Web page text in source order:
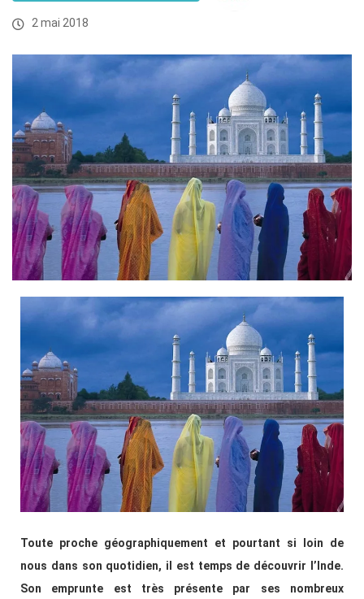
2 mai 2018
Toute proche géographiquement et pourtant si loin de
nous dans son quotidien, il est temps de découvrir l’Inde.
Son emprunte est très présente par ses nombreux